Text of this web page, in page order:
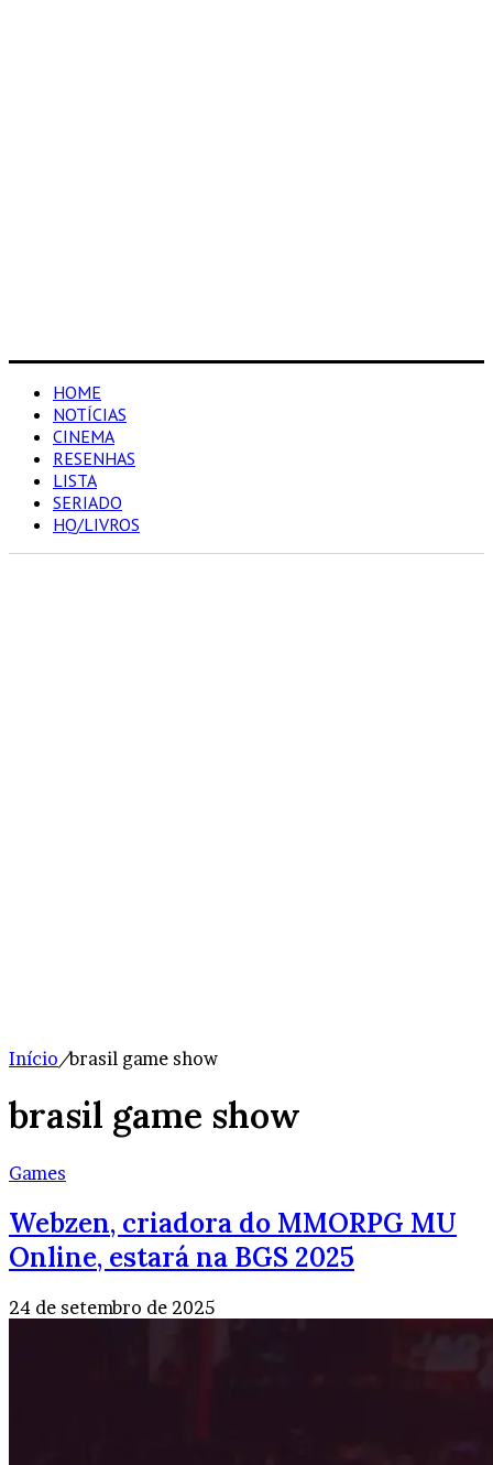
HOME
NOTÍCIAS
CINEMA
RESENHAS
LISTA
SERIADO
HQ/LIVROS
Início/brasil game show
brasil game show
Games
Webzen, criadora do MMORPG MU
Online, estará na BGS 2025
24 de setembro de 2025